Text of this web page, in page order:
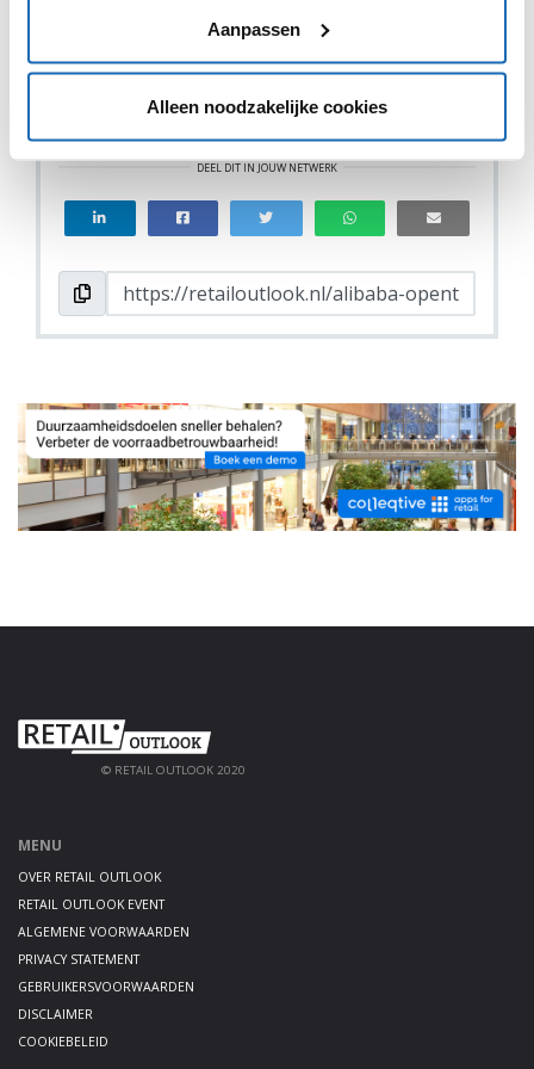
Aanpassen
Alleen noodzakelijke cookies
DEEL DIT IN JOUW NETWERK
© RETAIL OUTLOOK 2020
MENU
OVER RETAIL OUTLOOK
RETAIL OUTLOOK EVENT
ALGEMENE VOORWAARDEN
PRIVACY STATEMENT
GEBRUIKERSVOORWAARDEN
DISCLAIMER
COOKIEBELEID